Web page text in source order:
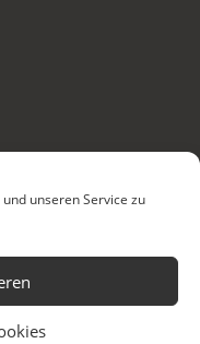
unseren Service zu